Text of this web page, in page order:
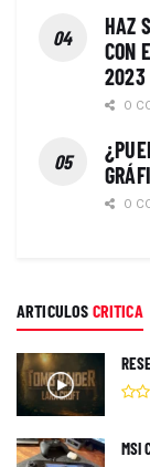
HAZ
CON
2023
0
0
ARTICULOS CRITICA
MSI